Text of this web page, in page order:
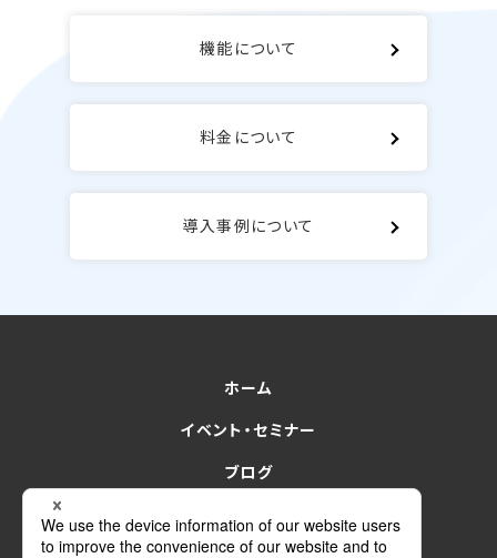
機能について
料金について
導入事例について
ホーム
イベント・セミナー
ブログ